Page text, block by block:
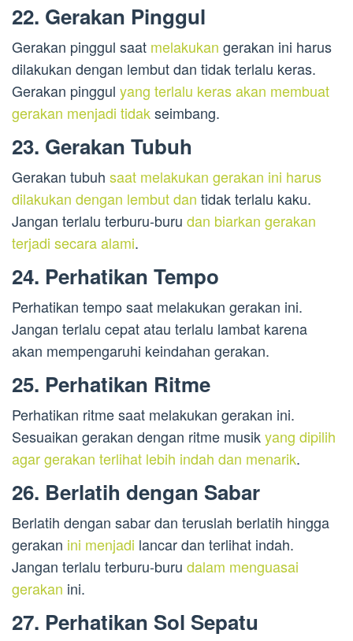
22. Gerakan Pinggul
Gerakan pinggul saat melakukan gerakan ini harus
dilakukan dengan lembut dan tidak terlalu keras.
Gerakan pinggul yang terlalu keras akan membuat
gerakan menjadi tidakseimbang.
23. Gerakan Tubuh
Gerakan tubuh saat melakukan gerakan ini harus
dilakukan dengan lembut dan tidak terlalu kaku.
Jangan terlalu terburu-buru dan biarkan gerakan
terjadi secara alami.
24. Perhatikan Tempo
Perhatikan tempo saat melakukan gerakan ini.
Jangan terlalu cepat atau terlalu lambat karena
akan mempengaruhi keindahan gerakan.
25. Perhatikan Ritme
Perhatikan ritme saat melakukan gerakan ini.
Sesuaikan gerakan dengan ritme musikyang dipilih
agar gerakan terlihat lebih indah dan menarik.
26. Berlatih dengan Sabar
Berlatih dengan sabar dan teruslah berlatih hingga
gerakan ini menjadi lancar dan terlihat indah.
Jangan terlalu terburu-buru dalam menguasai
gerakan ini.
27. Perhatikan Sol Sepatu